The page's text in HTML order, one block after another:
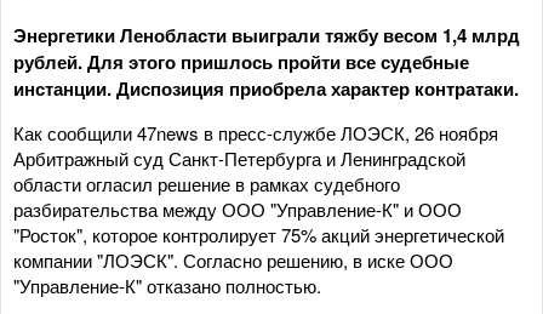
Энергетики Ленобласти выиграли тяжбу весом 1,4 млрд
рублей. Для этого пришлось пройти все судебные
инстанции. Диспозиция приобрела характер контратаки.
Как сообщили 47news в пресс-службе ЛОЭСК, 26 ноября
Арбитражный суд Санкт-Петербурга и Ленинградской
области огласил решение в рамках судебного
разбирательства между ООО "Управление-К" и ООО
"Росток", которое контролирует 75% акций энергетической
компании "ЛОЭСК". Согласно решению, в иске ООО
"Управление-К" отказано полностью.